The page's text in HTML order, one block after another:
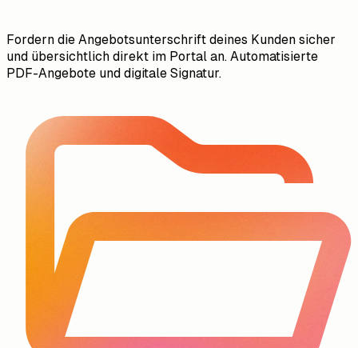
Fordern die Angebotsunterschrift deines Kunden sicher
und übersichtlich direkt im Portal an. Automatisierte
PDF-Angebote und digitale Signatur.